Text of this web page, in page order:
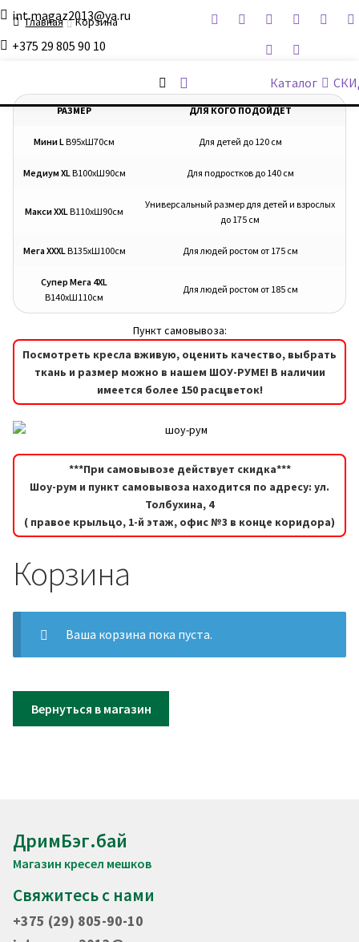
int.magaz2013@ya.ru
+375 29 805 90 10
Каталог
Главная Корзина
РАЗМЕР ДЛЯ КОГО ПОДОЙДЕТ
Мини L В95хШ70см Для детей до 120 см
Медиум XL В100хШ90см Для подростков до 140 см
Макси XXL В110хШ90см
Универсальный размер для детей и взрослых
до 175 см
Мега XXXL В135хШ100см Для людей ростом от 175 см
Супер Мега 4XL
В140хШ110см
Для людей ростом от 185 см
Пункт самовывоза:
Посмотреть кресла вживую, оценить качество, выбрать
ткань и размер можно в нашем ШОУ-РУМЕ! В наличии
имеется более 150 расцветок!
***При самовывозе действует скидка***
Шоу-рум и пункт самовывоза находится по адресу: ул.
Толбухина, 4
( правое крыльцо, 1-й этаж, офис №3 в конце коридора)
Корзина
Ваша корзина пока пуста.
Вернуться в магазин
ДримБэг.бай
Магазин кресел мешков
Свяжитесь с нами
+375 (29) 805-90-10